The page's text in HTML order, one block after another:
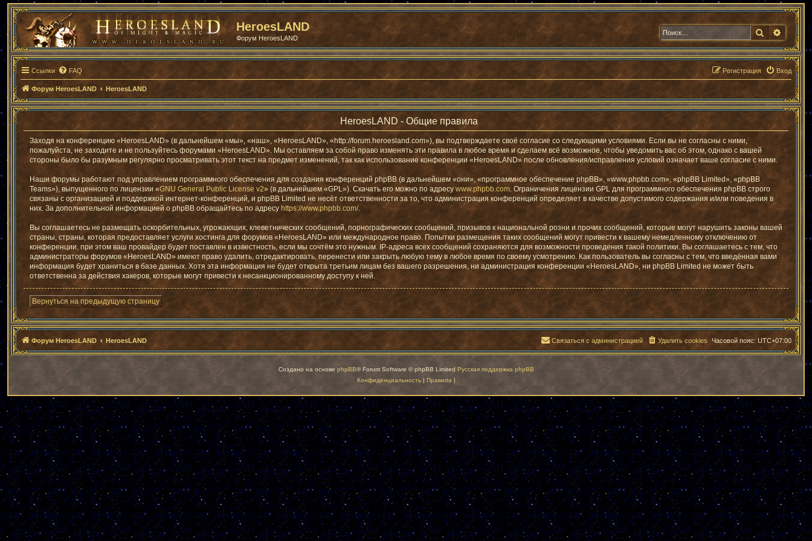
HeroesLAND
Форум HeroesLAND
Поиск
Ссылки FAQ Вход
Регистрация
Форум HeroesLAND HeroesLAND
HeroesLAND - Общие правила
Заходя на конференцию «HeroesLAND» (в дальнейшем «мы», «наш», «HeroesLAND», «http://forum.heroesland.com»), вы подтверждаете своё согласие со следующими условиями. Если вы не согласны с ними,
пожалуйста, не заходите и не пользуйтесь форумами «HeroesLAND». Мы оставляем за собой право изменять эти правила в любое время и сделаем всё возможное, чтобы уведомить вас об этом, однако с вашей
стороны было бы разумным регулярно просматривать этот текст на предмет изменений, так как использование конференции «HeroesLAND» после обновления/исправления условий означает ваше согласие с ними.
Наши форумы работают под управлением программного обеспечения для создания конференций phpBB (в дальнейшем «они», «программное обеспечение phpBB», «www.phpbb.com», «phpBB Limited», «phpBB
Teams»), выпущенного по лицензии «GNU General Public License v2» (в дальнейшем «GPL»). Скачать его можно по адресуwww.phpbb.com. Ограничения лицензии GPL для программного обеспечения phpBB строго
связаны с организацией и поддержкой интернет-конференций, и phpBB Limited не несёт ответственности за то, что администрация конференций определяет в качестве допустимого содержания и/или поведения в
них. За дополнительной информацией о phpBB обращайтесь по адресу https://www.phpbb.com/.
Вы соглашаетесь не размещать оскорбительных, угрожающих, клеветнических сообщений, порнографических сообщений, призывов к национальной розни и прочих сообщений, которые могут нарушить законы вашей
страны, страны, которая предоставляет услуги хостинга для форумов «HeroesLAND» или международное право. Попытки размещения таких сообщений могут привести к вашему немедленному отключению от
конференции, при этом ваш провайдер будет поставлен в известность, если мы сочтём это нужным. IP-адреса всех сообщений сохраняются для возможности проведения такой политики. Вы соглашаетесь с тем, что
администраторы форумов «HeroesLAND» имеют право удалить, отредактировать, перенести или закрыть любую тему в любое время по своему усмотрению. Как пользователь вы согласны с тем, что введённая вами
информация будет храниться в базе данных. Хотя эта информация не будет открыта третьим лицам без вашего разрешения, ни администрация конференции «HeroesLAND», ни phpBB Limited не может быть
ответственна за действия хакеров, которые могут привести к несанкционированному доступу к ней.
Вернуться на предыдущую страницу
Форум HeroesLAND HeroesLAND Часовой пояс:UTC+07:00
Удалить cookies
Связаться с администрацией
Создано на основе phpBB® Forum Software © phpBB Limited Русская поддержка phpBB
Конфиденциальность| Правила|